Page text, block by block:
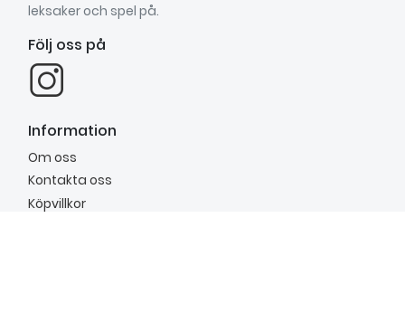
leksaker och spel på.
Följ oss på
Information
Om oss
Kontakta oss
Köpvillkor